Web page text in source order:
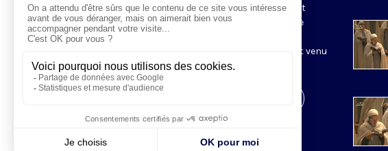
fait de ce jour nouveau, et le placer tout
entier sous son regard. Mais son heure
Résurrection du Seigneur, "soleil levant venu
nous visiter" (Lc 1,28).